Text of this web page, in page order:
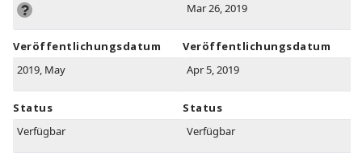
Veröffentlichungsdatum
2019, May
Status
Verfügbar
Mar 26, 2019
Veröffentlichungsdatum
Apr 5, 2019
Status
Verfügbar